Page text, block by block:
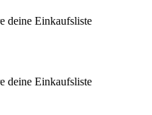
deine Einkaufsliste
deine Einkaufsliste